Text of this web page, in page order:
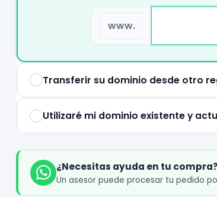
www.
Transferir su dominio desde otro
Utilizaré mi dominio existente y
¿Necesitas ayuda en tu compra?
Un asesor puede procesar tu pedido